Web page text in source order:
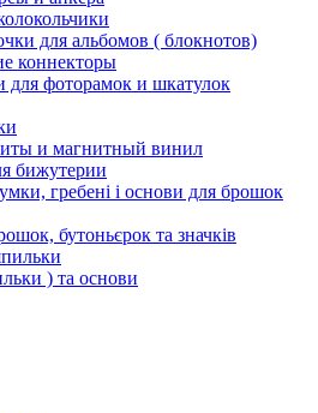
для альбомов ( блокнотов)
коннекторы
для фоторамок и шкатулок
и магнитный винил
бижутерии
гребені і основи для брошок
бутоньєрок та значків
) та основи